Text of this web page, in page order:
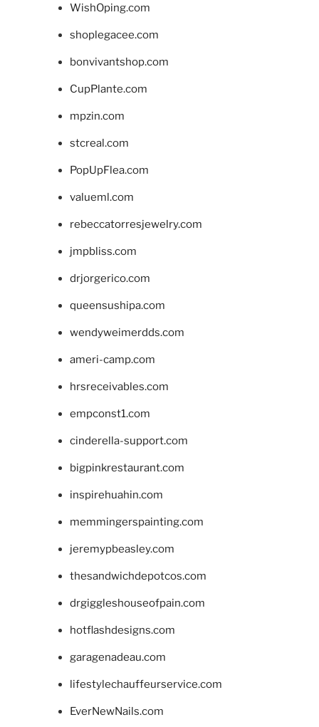
WishOping.com
shoplegacee.com
bonvivantshop.com
CupPlante.com
mpzin.com
stcreal.com
PopUpFlea.com
valueml.com
rebeccatorresjewelry.com
jmpbliss.com
drjorgerico.com
queensushipa.com
wendyweimerdds.com
ameri-camp.com
hrsreceivables.com
empconst1.com
cinderella-support.com
bigpinkrestaurant.com
inspirehuahin.com
memmingerspainting.com
jeremypbeasley.com
thesandwichdepotcos.com
drgiggleshouseofpain.com
hotflashdesigns.com
garagenadeau.com
lifestylechauffeurservice.com
EverNewNails.com